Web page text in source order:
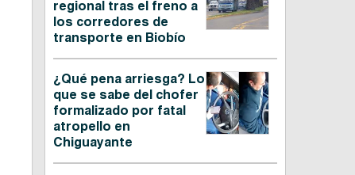
regional tras el freno a
los corredores de
transporte en Biobío
¿Qué pena arriesga? Lo
que se sabe del chofer
formalizado por fatal
atropello en
Chiguayante